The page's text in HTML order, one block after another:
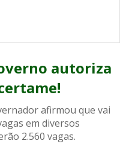
autoriza
afirmou que vai
em diversos
2.560 vagas.